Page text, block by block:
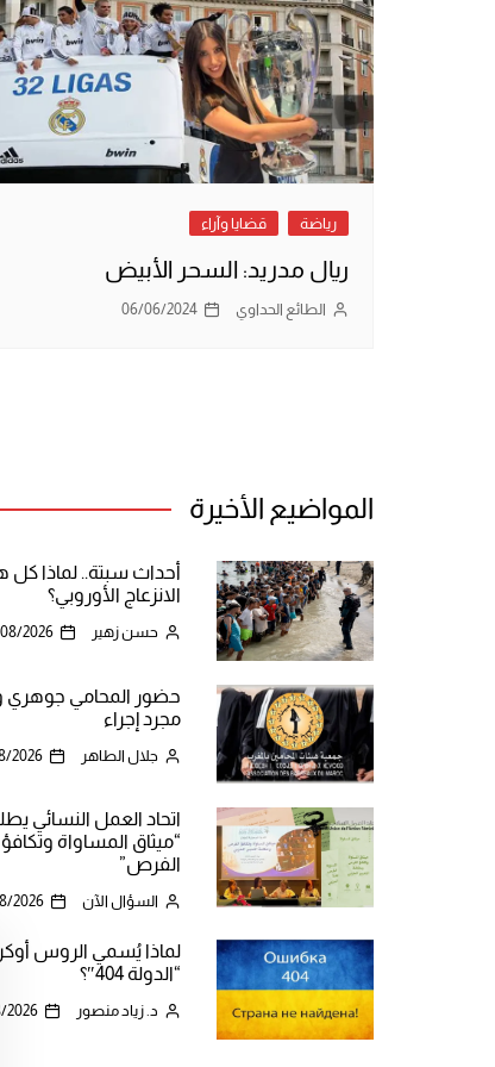
رياضة قضايا وآراء
ريال مدريد: السحر الأبيض
الطائع الحداوي 06/06/2024
المواضيع الأخيرة
أحداث سبتة.. لماذا كل
الانزعاج الأوروبي؟
حسن زهير 2026
حضور المحامي
مجرد إجراء
جلال الطاهر 2026
اتحاد العمل النسائي
“ميثاق المساواة وتكافؤ
الفرص”
السؤال الآن 2026
لماذا يُسمي الروس
“الدولة 404″؟
د. زياد منصور 2026